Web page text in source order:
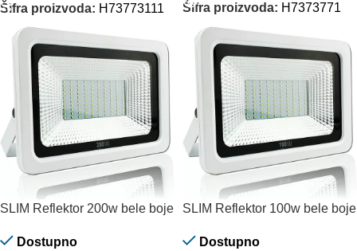
Šifra proizvoda: H73773111 Šifra proizvoda: H7373771
SLIM Reflektor 200w bele boje
Dostupno
SLIM Reflektor 100w bele boje
Dostupno